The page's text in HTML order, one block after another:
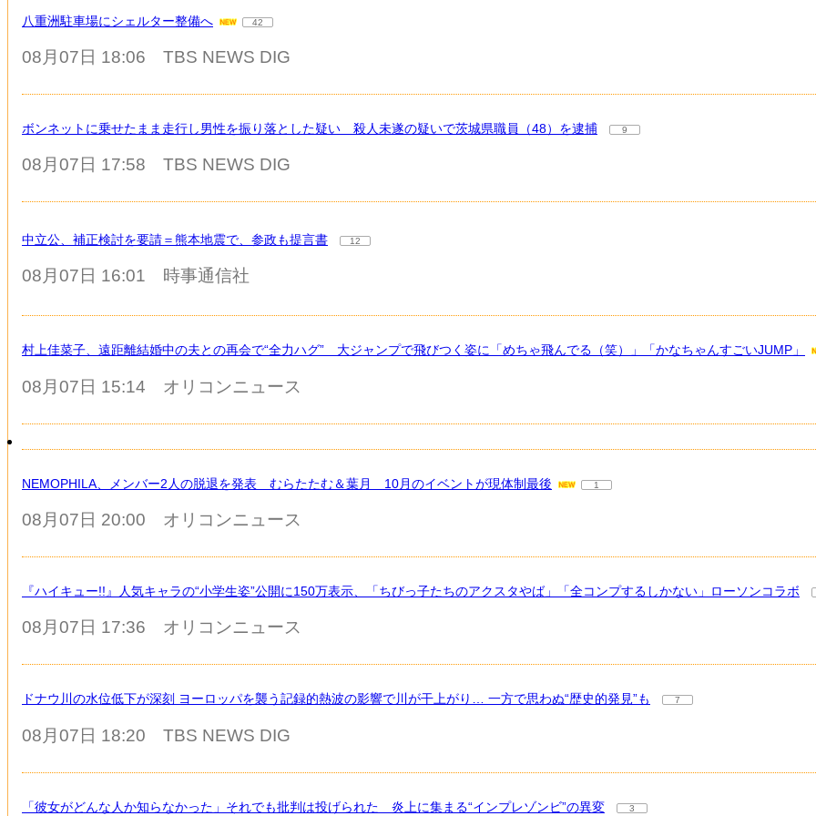
八重洲駐車場にシェルター整備へ 42
08月07日 18:06 TBS NEWS DIG
ボンネットに乗せたまま走行し男性を振り落とした疑い 殺人未遂の疑いで茨城県職員（48）を逮捕 9
08月07日 17:58 TBS NEWS DIG
中立公、補正検討を要請＝熊本地震で、参政も提言書 12
08月07日 16:01 時事通信社
村上佳菜子、遠距離結婚中の夫との再会で“全力ハグ” 大ジャンプで飛びつく姿に「めちゃ飛んでる（笑）」「かなちゃんすごいJUMP」
08月07日 15:14 オリコンニュース
NEMOPHILA、メンバー2人の脱退を発表 むらたたむ＆葉月 10月のイベントが現体制最後 1
08月07日 20:00 オリコンニュース
『ハイキュー!!』人気キャラの“小学生姿”公開に150万表示、「ちびっ子たちのアクスタやば」「全コンプするしかない」ローソンコラボ
08月07日 17:36 オリコンニュース
ドナウ川の水位低下が深刻 ヨーロッパを襲う記録的熱波の影響で川が干上がり… 一方で思わぬ“歴史的発見”も 7
08月07日 18:20 TBS NEWS DIG
「彼女がどんな人か知らなかった」それでも批判は投げられた 炎上に集まる“インプレゾンビ”の異変 3